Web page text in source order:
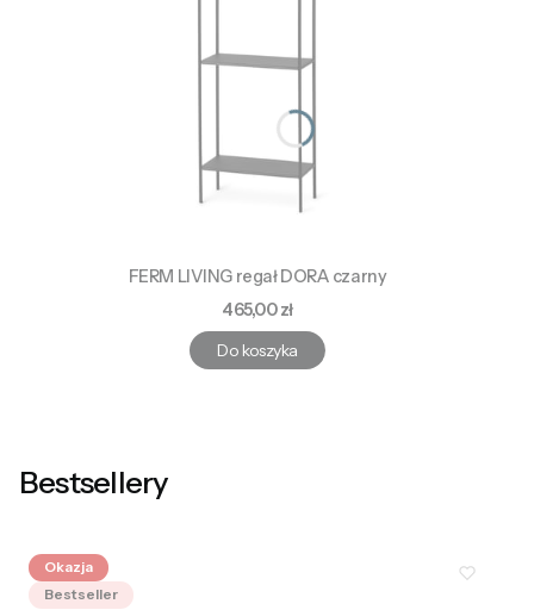
FERM LIVING regał DORA czarny
Cena
465,00 zł
Do koszyka
Bestsellery
Okazja
Bestseller